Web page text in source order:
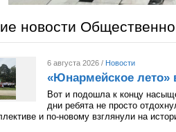
новости
6 августа 2026 / Новости
«Юнармейское лето»
Вот и подошла к концу
дни ребята не просто
и по-новому взглянули на